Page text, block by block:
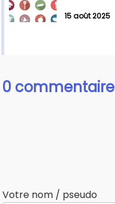
15 août 2025
0 commentaire
Votre nom / pseudo